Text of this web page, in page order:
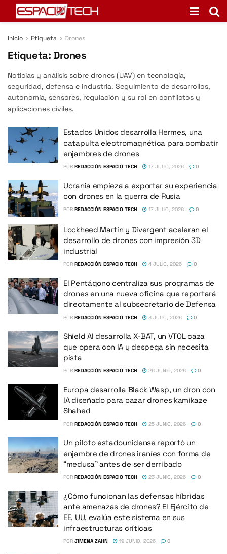
Inicio Etiqueta Drones
Etiqueta: Drones
Noticias y análisis sobre drones (UAV) en tecnología,
seguridad, defensa e industria. Seguimiento de desarrollos,
autonomía, sensores, regulación y su rol en conflictos y
aplicaciones civiles.
Estados Unidos desarrolla Hermes, una
catapulta electromagnética para combatir
enjambres de drones
POR REDACCIÓN ESPACIO TECH 17 JULIO, 2026 0
Ucrania empieza a exportar su experiencia
con drones en la guerra de Rusia
POR REDACCIÓN ESPACIO TECH 17 JULIO, 2026 0
Lockheed Martin y Divergent aceleran el
desarrollo de drones con impresión 3D
industrial
POR REDACCIÓN ESPACIO TECH 4 JULIO, 2026 0
El Pentágono centraliza sus programas de
drones en una nueva oficina que reportará
directamente al subsecretario de Defensa
POR REDACCIÓN ESPACIO TECH 3 JULIO, 2026 0
Shield AI desarrolla X-BAT, un VTOL caza
que opera con IA y despega sin necesita
pista
POR REDACCIÓN ESPACIO TECH 26 JUNIO, 2026 0
Europa desarrolla Black Wasp, un dron con
IA diseñado para cazar drones kamikaze
Shahed
POR REDACCIÓN ESPACIO TECH 25 JUNIO, 2026 0
Un piloto estadounidense reportó un
enjambre de drones iraníes con forma de
“medusa” antes de ser derribado
POR REDACCIÓN ESPACIO TECH 23 JUNIO, 2026 0
¿Cómo funcionan las defensas híbridas
ante amenazas de drones? El Ejército de
EE. UU. evalúa este sistema en sus
infraestructuras críticas
POR JIMENA ZAHN 19 JUNIO, 2026 0